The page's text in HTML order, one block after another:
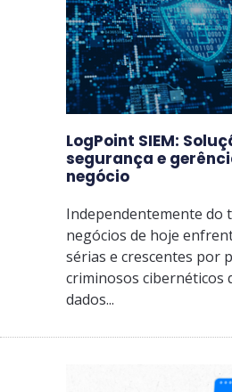
LogPoint SIEM:
segurança e
negócio
Independentemente do
negócios de hoje
sérias e crescentes por
criminosos cibernéticos
dados...